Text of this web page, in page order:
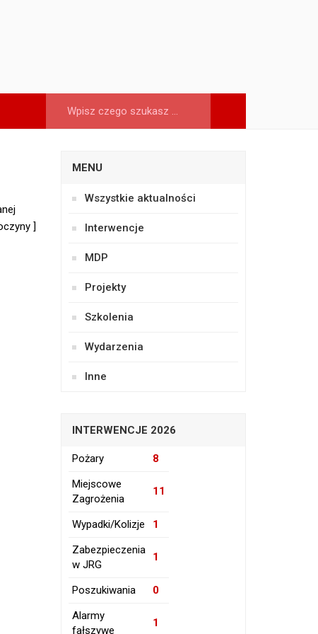
]
MENU
Wszystkie aktualności
Interwencje
MDP
Projekty
Szkolenia
Wydarzenia
Inne
INTERWENCJE 2026
Pożary
8
Miejscowe
Zagrożenia
11
Wypadki/Kolizje
1
Zabezpieczenia
w JRG
1
Poszukiwania
0
Alarmy
fałszywe
1